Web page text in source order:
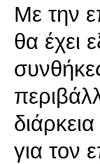
Με την
θα έχει
για τον